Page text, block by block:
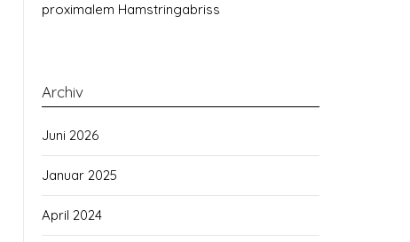
proximalem Hamstringabriss
Archiv
Juni 2026
Januar 2025
April 2024